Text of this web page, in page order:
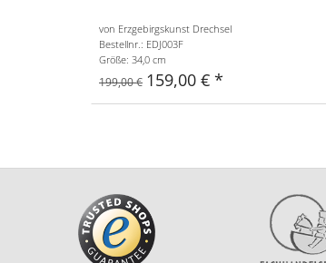
von Erzgebirgskunst Drechsel
Bestellnr.: EDJ003F
Größe: 34,0 cm
199,00 € 159,00 €